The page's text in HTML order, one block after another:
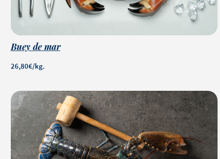
Buey de mar
26,80€/kg.